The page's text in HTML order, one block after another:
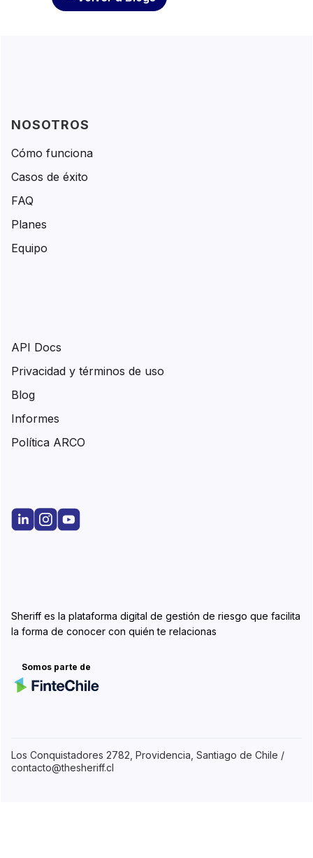
Sheriff es la plataforma digital de gestión de riesgo que facilita
la forma de conocer con quién te relacionas
Somos parte de
NOSOTROS
Cómo funciona
Casos de éxito
FAQ
Planes
Equipo
API Docs
Privacidad y términos de uso
Blog
Informes
Política ARCO
Los Conquistadores 2782, Providencia, Santiago de Chile /
contacto@thesheriff.cl